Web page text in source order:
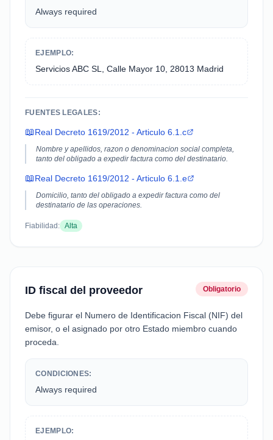
Always required
EJEMPLO:
Servicios ABC SL, Calle Mayor 10, 28013 Madrid
FUENTES LEGALES:
📖Real Decreto 1619/2012 - Articulo 6.1.c
Nombre y apellidos, razon o denominacion social completa,
tanto del obligado a expedir factura como del destinatario.
📖Real Decreto 1619/2012 - Articulo 6.1.e
Domicilio, tanto del obligado a expedir factura como del
destinatario de las operaciones.
Fiabilidad: Alta
ID fiscal del proveedor Obligatorio
Debe figurar el Numero de Identificacion Fiscal (NIF) del
emisor, o el asignado por otro Estado miembro cuando
proceda.
CONDICIONES:
Always required
EJEMPLO: